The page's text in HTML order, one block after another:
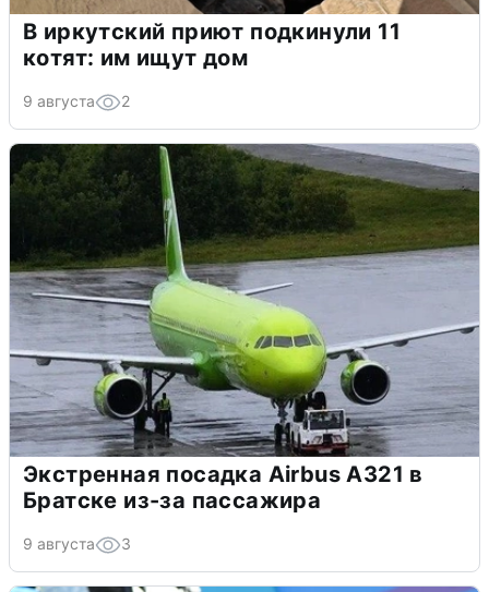
В иркутский приют подкинули 11
котят: им ищут дом
9 августа 2
Экстренная посадка Airbus A321 в
Братске из-за пассажира
9 августа 3